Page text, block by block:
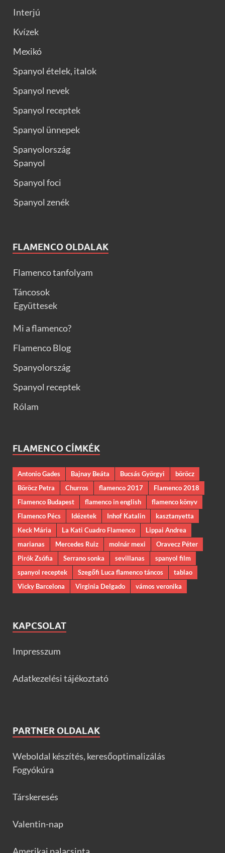
Interjú
Kvízek
Mexikó
Spanyol ételek, italok
Spanyol nevek
Spanyol receptek
Spanyol ünnepek
Spanyolország
Spanyol
Spanyol foci
Spanyol zenék
FLAMENCO OLDALAK
Flamenco tanfolyam
Táncosok
Együttesek
Mi a flamenco?
Flamenco Blog
Spanyolország
Spanyol receptek
Rólam
FLAMENCO CÍMKÉK
Antonio Gades Bajnay Beáta Bucsás Györgyi
böröcz
Böröcz Petra
Churros flamenco 2017
Flamenco 2018
Flamenco Budapest
flamenco in english
flamenco könyv
Flamenco Pécs
Idézetek Inhof Katalin
kasztanyetta
Keck Mária
La Kati Cuadro Flamenco
Lippai Andrea
marianas
Mercedes Ruiz molnár mexi
Oravecz Péter
Pirók Zsófia
Serrano sonka sevillanas
spanyol film
spanyol receptek
Szegőfi Luca flamenco táncos
tablao
Vicky Barcelona
Virginia Delgado vámos veronika
KAPCSOLAT
Impresszum
Adatkezelési tájékoztató
PARTNER OLDALAK
Weboldal készítés, keresőoptimalizálás
Fogyókúra
Társkeresés
Valentin-nap